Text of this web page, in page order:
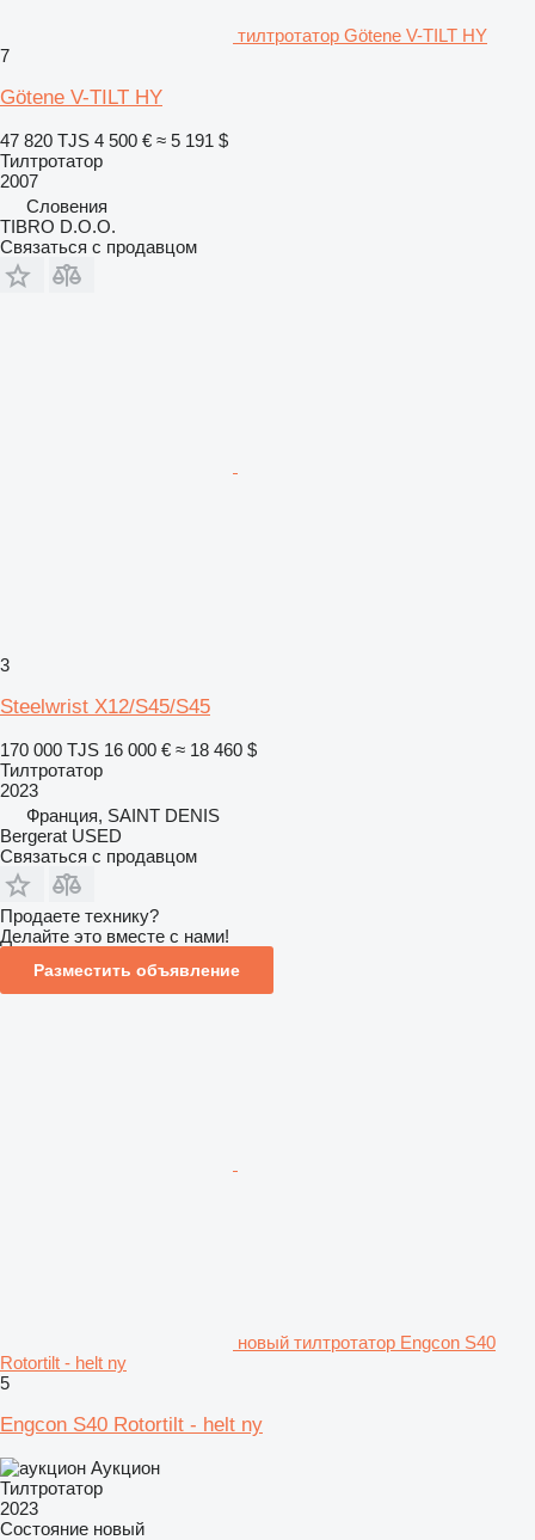
тилтротатор Götene V-TILT HY
7
Götene V-TILT HY
47 820 TJS 4 500 € ≈ 5 191 $
Тилтротатор
2007
Словения
TIBRO D.O.O.
Связаться с продавцом
3
Steelwrist X12/S45/S45
170 000 TJS 16 000 € ≈ 18 460 $
Тилтротатор
2023
Франция, SAINT DENIS
Bergerat USED
Связаться с продавцом
Продаете технику?
Делайте это вместе с нами!
Разместить объявление
новый тилтротатор Engcon S40
Rotortilt - helt ny
5
Engcon S40 Rotortilt - helt ny
Аукцион
Тилтротатор
2023
Состояние новый